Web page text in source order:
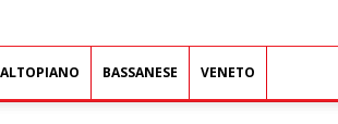
ALTOPIANO BASSANESE VENETO